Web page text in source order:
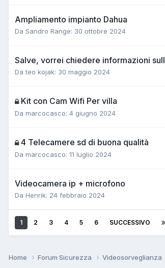
Ampliamento impianto Dahua
Da Sandro Range: 30 ottobre 2024
Salve, vorrei chiedere informazioni
Da teo kojak: 30 maggio 2024
Kit con Cam Wifi Per villa
Da marcocasco: 4 giugno 2024
4 Telecamere sd di buona qualità
Da marcocasco: 11 luglio 2024
Videocamera ip + microfono
Da Henrik: 24 febbraio 2024
1 2 3 4 5 6 SUCCESSIVO
Home Forum Sicurezza Videosorveglianza